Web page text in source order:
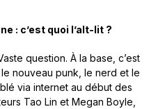
: c’est quoi l’alt-lit ?
question. À la base, c’est
nouveau punk, le nerd et le
via internet au début des
Tao Lin et Megan Boyle,